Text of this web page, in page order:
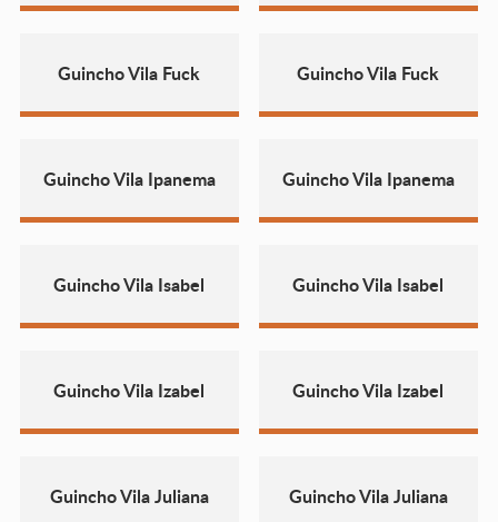
Guincho Vila Fuck Guincho Vila Fuck
Guincho Vila Ipanema Guincho Vila Ipanema
Guincho Vila Isabel Guincho Vila Isabel
Guincho Vila Izabel Guincho Vila Izabel
Guincho Vila Juliana Guincho Vila Juliana